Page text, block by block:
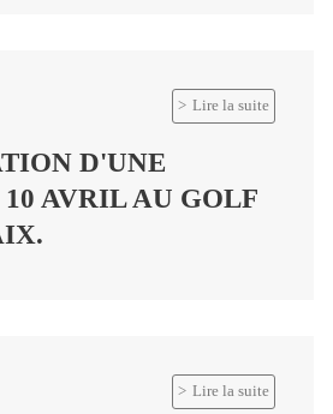
Lire la suite
D'UNE
AVRIL AU GOLF
Lire la suite